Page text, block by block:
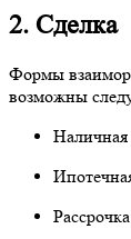
2. Сделка
Формы
возможны
Наличная
Рассрочка